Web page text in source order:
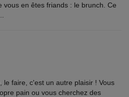
vous en êtes friands : le brunch. Ce
le faire, c'est un autre plaisir ! Vous
pain ou vous cherchez des